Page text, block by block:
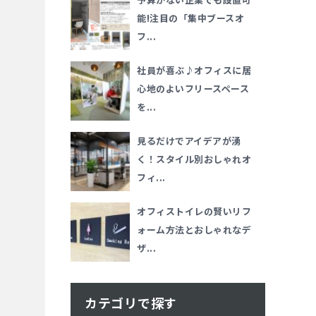
能!注目の「集中ブースオ
フ...
社員が喜ぶ♪オフィスに居
心地のよいフリースペース
を...
見るだけでアイデアが湧
く！スタイル別おしゃれオ
フィ...
オフィストイレの賢いリフ
ォーム方法とおしゃれなデ
ザ...
カテゴリで探す